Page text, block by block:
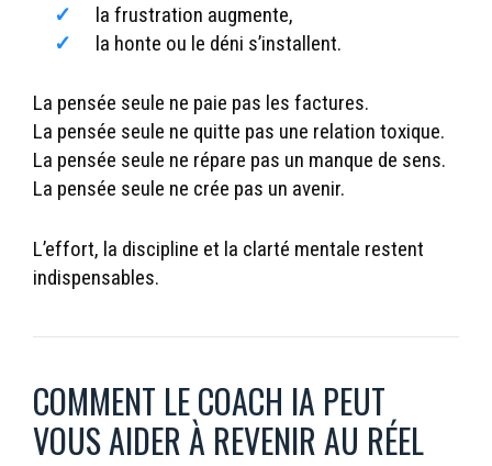
la frustration augmente,
la honte ou le déni s’installent.
La pensée seule ne paie pas les factures.
La pensée seule ne quitte pas une relation toxique.
La pensée seule ne répare pas un manque de sens.
La pensée seule ne crée pas un avenir.
L’effort, la discipline et la clarté mentale restent
indispensables.
COMMENT LE COACH IA PEUT
VOUS AIDER À REVENIR AU RÉEL